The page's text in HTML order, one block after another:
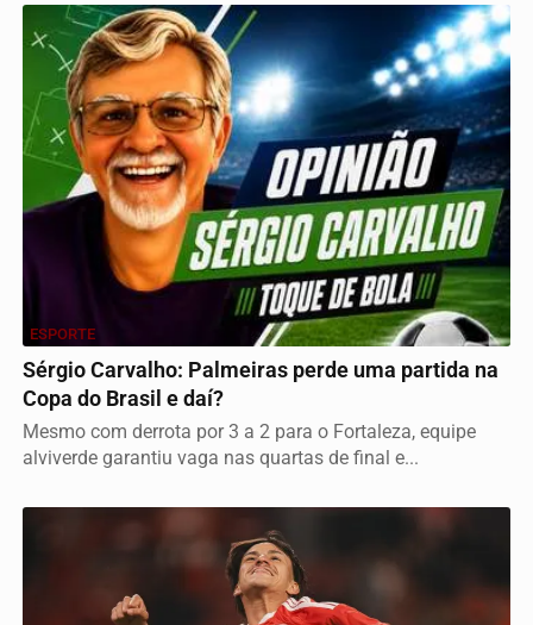
ESPORTE
Sérgio Carvalho: Palmeiras perde uma partida na
Copa do Brasil e daí?
Mesmo com derrota por 3 a 2 para o Fortaleza, equipe
alviverde garantiu vaga nas quartas de final e...